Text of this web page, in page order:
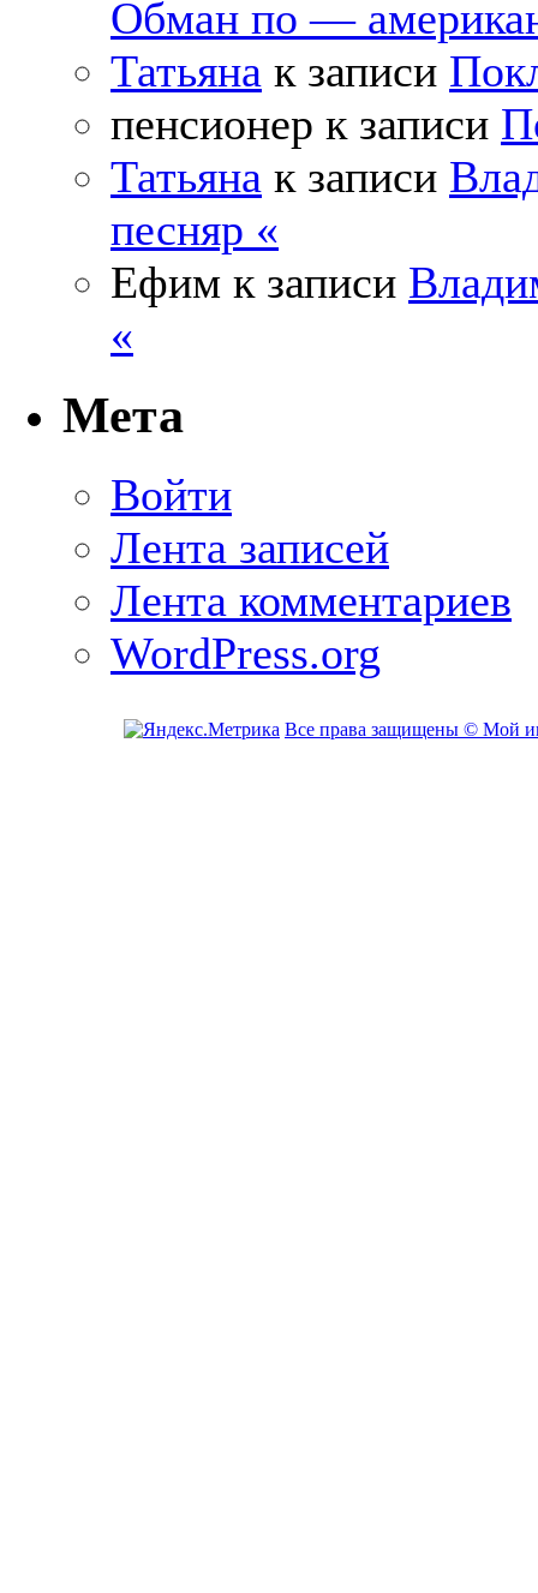
Обман по —
Татьяна к записи
пенсионер к записи
Татьяна к записи
песняр «
Ефим к записи
«
Мета
Войти
Лента записей
Лента комментариев
WordPress.org
Все права защищены © Мой